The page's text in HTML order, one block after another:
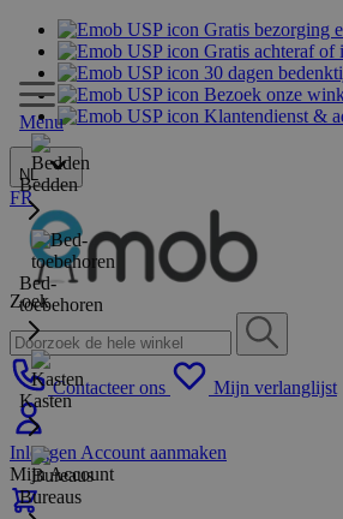
Gratis bezorging
Gratis achteraf of
30 dagen
Bezoek onze
Klantendienst &
NL
FR
Zoek
Contacteer ons Mijn verlanglijst
Inloggen Account aanmaken
Mijn Account
Menu
Bedden
Bed-
toebehoren
Kasten
Bureaus